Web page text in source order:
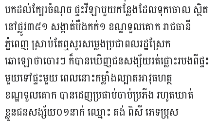
មកដល់ក្បែរចំណុច ផ្ទះវីឡាមួយកន្លែងដែលទុកចោល ស្ថិត
នៅផ្លូវ៣៥១ សង្កាត់បឹងកក់១ ខណ្ឌទួលគោក រាជធានី
ភ្នំពេញ ស្រាប់តែឮសូរសម្លេងប្រជាពលរដ្ឋស្រែក
ឆោឡោថាចោរៗ ក៏បានឃើញជនសង្ស័យរត់ផ្លោះរបងពីផ្ទះ
មួយទៅផ្ទះមួយ ពេលនោះកម្លាំងល្បាតអាវុធហត្ថ
ខណ្ឌទួលគោក បានដេញប្រផាប់ចាប់ប្រភីង រហូតឃាត់
ខ្លួនជនសង្ស័យ០១នាក់ ឈ្មោះ គង់ ពិសី ភេទប្រុស